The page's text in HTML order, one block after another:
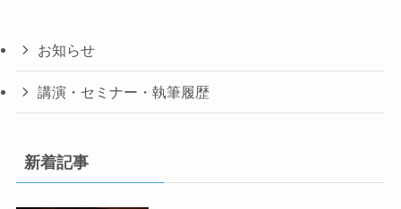
お知らせ
講演・セミナー・執筆履歴
新着記事